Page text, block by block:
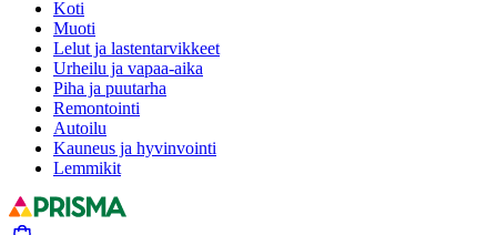
Koti
Muoti
Lelut ja lastentarvikkeet
Urheilu ja vapaa-aika
Piha ja puutarha
Remontointi
Autoilu
Kauneus ja hyvinvointi
Lemmikit